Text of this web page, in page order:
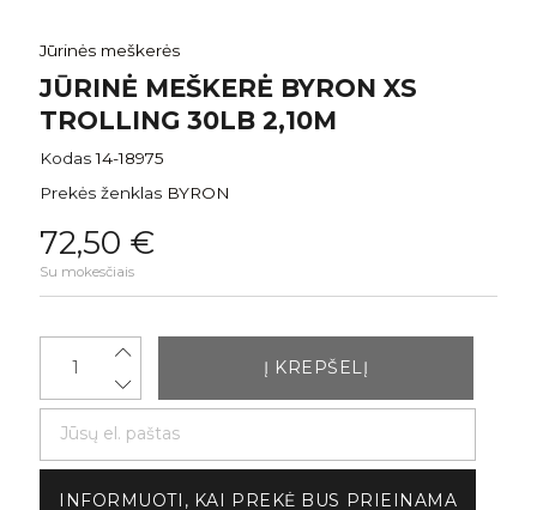
Jūrinės meškerės
JŪRINĖ MEŠKERĖ BYRON XS
TROLLING 30LB 2,10M
Kodas 14-18975
Prekės ženklas BYRON
72,50 €
Su mokesčiais
Į KREPŠELĮ
INFORMUOTI, KAI PREKĖ BUS PRIEINAMA